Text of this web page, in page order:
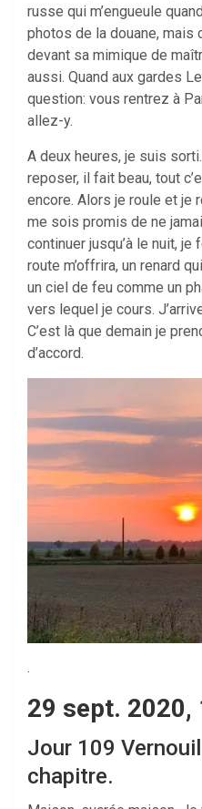
russe qui m’engueule
photos de la douane, mais
devant sa mimique de
aussi. Quand aux gardes
question: vous rentrez à
allez-y.
A deux heures, je suis
reposer, il fait beau, tout
encore. Alors je roule et je
me sois promis de ne
continuer jusqu’à le nuit,
route m’offrira, un renard
un ciel de feu comme un
vers lequel je cours.
C’est là que demain je
d’accord.
.
29 sept. 2020,
Jour 109
chapitre.